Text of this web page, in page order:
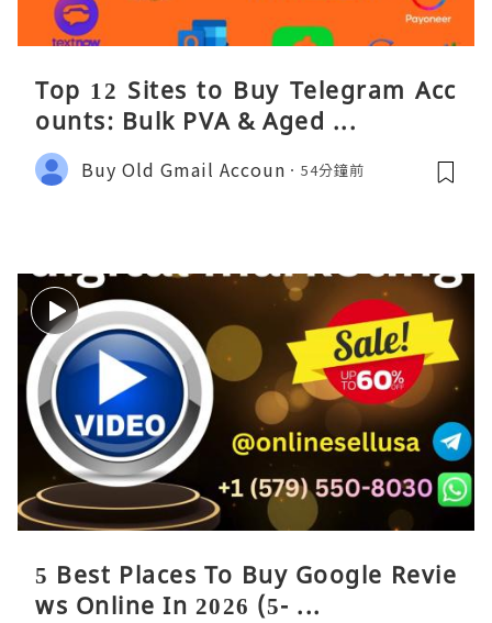
Top 12 Sites to Buy Telegram Acc
ounts: Bulk PVA & Aged ...
Buy Old Gmail Accoun 54分鐘前
5 Best Places To Buy Google Revie
ws Online In 2026 (5- ...